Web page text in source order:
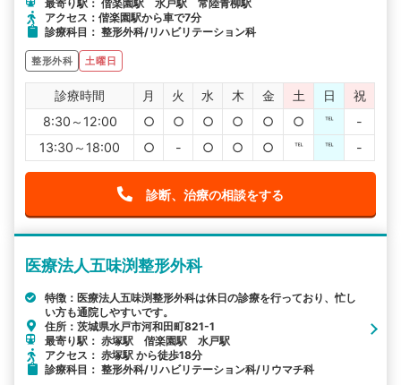
最寄り駅： 偕楽園駅 水戸駅 常陸青柳駅
アクセス：偕楽園駅から車で7分
診療科目： 整形外科/リハビリテーション科
整形外科 土曜日
診療時間 月 火 水 木 金 土 日
祝
8:30～12:00
○ ○ ○ ○ ○ ○ ℡
-
13:30～18:00
○ - ○ ○ ○ ℡ ℡ -
診断、治療の相談をする
医療法人五味渕整形外科
特徴：医療法人五味渕整形外科は休日の診療を行っており、忙し
い方も通院しやすいです。
住所：茨城県水戸市河和田町821-1
最寄り駅： 赤塚駅 偕楽園駅 水戸駅
アクセス： 赤塚駅 から徒歩18分
診療科目： 整形外科/リハビリテーション科/リウマチ科